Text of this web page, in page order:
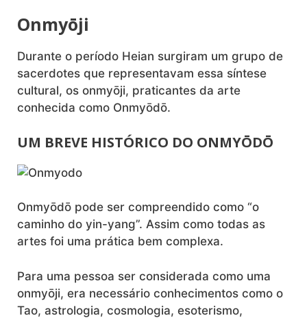
Onmyōji
Durante o período Heian surgiram um grupo de
sacerdotes que representavam essa síntese
cultural, os onmyōji, praticantes da arte
conhecida como Onmyōdō.
UM BREVE HISTÓRICO DO ONMYŌDŌ
Onmyōdō pode ser compreendido como “o
caminho do yin-yang”. Assim como todas as
artes foi uma prática bem complexa.
Para uma pessoa ser considerada como uma
onmyōji, era necessário conhecimentos como o
Tao, astrologia, cosmologia, esoterismo,